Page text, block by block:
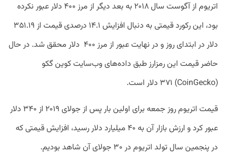
اتریوم از آگوست سال ۲۰۱۸ به بعد دیگر از مرز ۴۰۰ دلار عبور نکرده
بود، این رکورد قیمتی به دنبال افزایش ۱۴.۱ درصدی قیمت از ۳۵۱.۱۹
دلار در ابتدای روز و در نهایت عبور از مرز ۴۰۰ دلار محقق شد. در حال
حاضر قیمت این رمزارز طبق داده‌های وب‌سایت کوین گکو
(CoinGecko) ۳۷۱ دلار است.
قیمت اتریوم روز جمعه برای اولین بار پس از جولای ۲۰۱۹ از ۳۴۰ دلار
عبور کرد و ارزش بازار آن به ۴۰ میلیارد دلار رسید، افزایش قیمتی که
در پنجمین سال تولد اتریوم در ۳۰ جولای آن شاهد بودیم.